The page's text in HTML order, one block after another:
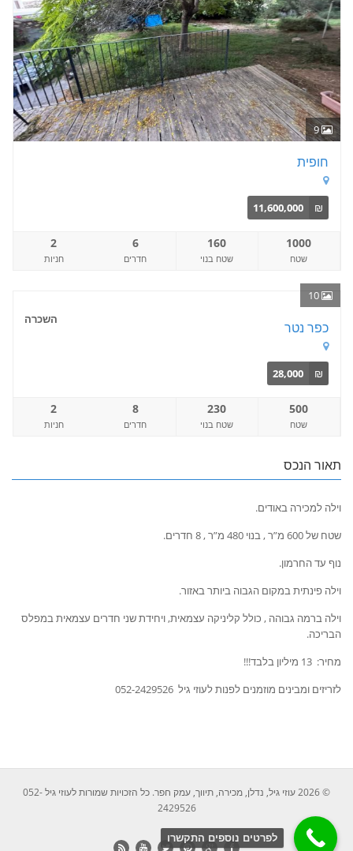
9
חופית
₪
11,600,000
1000
שטח
160
שטח בנוי
6
חדרים
2
חניות
10
השכרה
כפר נטר
₪
28,000
500
שטח
230
שטח בנוי
8
חדרים
2
חניות
תאור הנכס
וילה למכירה באודים.
שטח של 600 מ”ר , בנוי 480 מ”ר , 8 חדרים.
נוף עד החרמון.
וילה פינתית במקום הגבוה ביותר באזור.
וילה ברמה גבוהה , כולל קליניקה עצמאית, ויחידת שני חדרים עצמאית במפלס
הבריכה.
מחיר: 13 מיליון בלבד!!!
לזריזים ומבינים מוזמנים לפנות לעוזי גיל 052-2429526
© 2026 עוזי גיל, נדלן, מכירה, תיווך, עמק חפר. כל הזכויות שמורות לעוזי גיל 052-
2429526
לפרטים נוספים התקשרו